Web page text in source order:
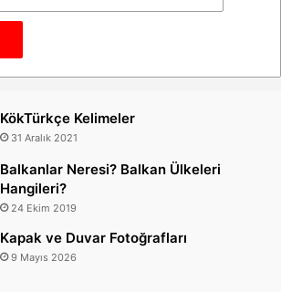
KökTürkçe Kelimeler
31 Aralık 2021
Balkanlar Neresi? Balkan Ülkeleri
Hangileri?
24 Ekim 2019
Kapak ve Duvar Fotoğrafları
9 Mayıs 2026